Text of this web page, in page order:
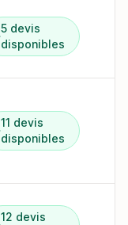
5 devis
disponibles
11 devis
disponibles
12 devis